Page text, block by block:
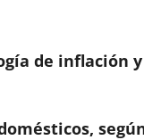
de inflación